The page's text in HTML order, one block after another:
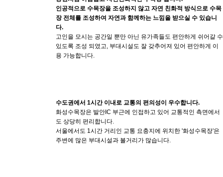
인공적으로 수목장을 조성하지 않고 자연 친화적 방식으로 수목
장 전체를 조성하여 자연과 함께하는 느낌을 받으실 수 있습니
다.
고인을 모시는 공간일 뿐만 아닌 유가족들도 편안하게 쉬어갈 수
있도록 조성 되였고, 부대시설도 잘 갖추어져 있어 편안하게 이
용 가능합니다.
수도권에서 1시간 이내로 교통의 편의성이 우수합니다.
화성수목장은 발안IC 부근에 인접하고 있어 교통적인 측면에서
도 상당히 편리합니다.
서울에서도 1시간 거리인 교통 요충지에 위치한 '화성수목장'은
주변에 많은 부대시설과 볼거리가 많습니다.